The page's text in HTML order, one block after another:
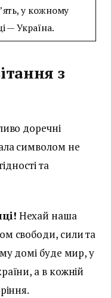
у кожному
— Україна.
з
доречні
символом не
та
Нехай наша
свободи, сили та
домі буде мир, у
а в кожній